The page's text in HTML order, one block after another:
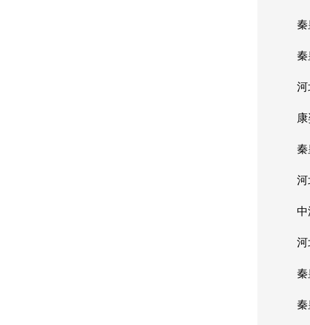
秦
秦
河
康
秦
河
中
河
秦
秦